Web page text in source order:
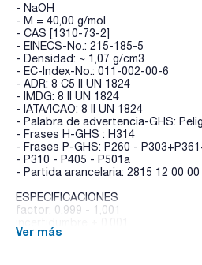
- NaOH
- M = 40,00 g/mol
- CAS [1310-73-2]
- EINECS-No.: 215-185-5
- Densidad: ~ 1,07 g/cm3
- EC-Index-No.: 011-002-00-6
- ADR: 8 C5 II UN 1824
- IMDG: 8 II UN 1824
- IATA/ICAO: 8 II UN 1824
- Palabra de advertencia-GHS:
- Frases H-GHS : H314
- Frases P-GHS: P260 -
- P310 - P405 - P501a
- Partida arancelaria: 2815 12 00 00
ESPECIFICACIONES
factor: 0,999 - 1,001
Ver más